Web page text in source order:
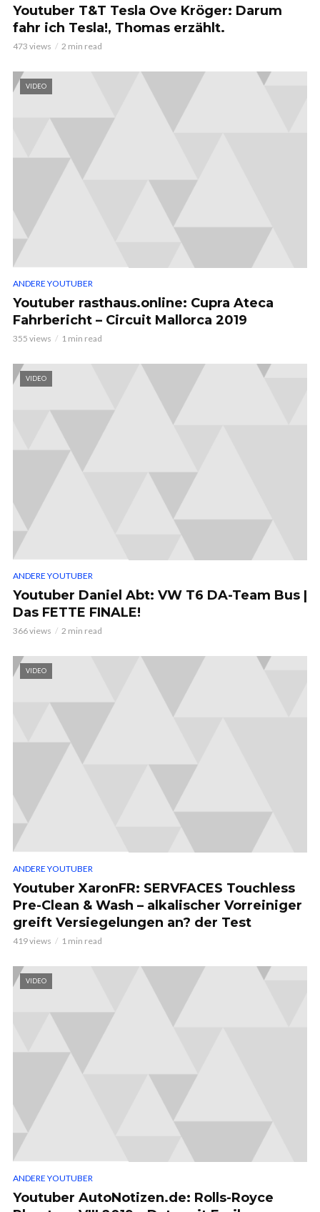
Youtuber T&T Tesla Ove Kröger: Darum
fahr ich Tesla!, Thomas erzählt.
473 views 2 min read
VIDEO
ANDERE YOUTUBER
Youtuber rasthaus.online: Cupra Ateca
Fahrbericht – Circuit Mallorca 2019
355 views 1 min read
VIDEO
ANDERE YOUTUBER
Youtuber Daniel Abt: VW T6 DA-Team Bus |
Das FETTE FINALE!
366 views 2 min read
VIDEO
ANDERE YOUTUBER
Youtuber XaronFR: SERVFACES Touchless
Pre-Clean & Wash – alkalischer Vorreiniger
greift Versiegelungen an? der Test
419 views 1 min read
VIDEO
ANDERE YOUTUBER
Youtuber AutoNotizen.de: Rolls-Royce